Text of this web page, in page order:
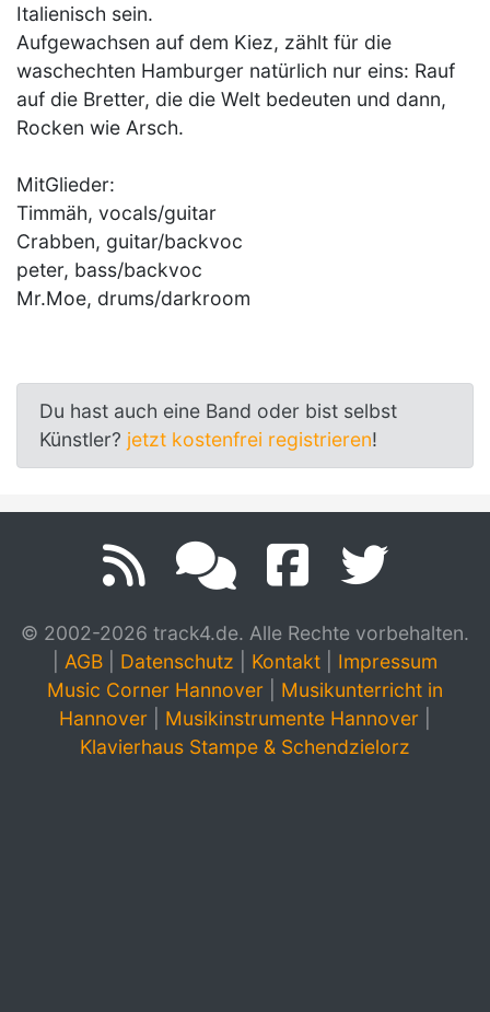
Italienisch sein.
Aufgewachsen auf dem Kiez, zählt für die
waschechten Hamburger natürlich nur eins: Rauf
auf die Bretter, die die Welt bedeuten und dann,
Rocken wie Arsch.
MitGlieder:
Timmäh, vocals/guitar
Crabben, guitar/backvoc
peter, bass/backvoc
Mr.Moe, drums/darkroom
Du hast auch eine Band oder bist selbst
Künstler? jetzt kostenfrei registrieren!
© 2002-2026 track4.de. Alle Rechte vorbehalten.
AGB Datenschutz Kontakt
Impressum
Music Corner Hannover
Musikunterricht in
Hannover
Musikinstrumente Hannover
Klavierhaus Stampe & Schendzielorz